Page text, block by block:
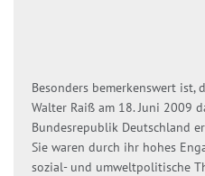
Besonders bemerkenswert ist,
Walter Raiß am 18. Juni 2009
Bundesrepublik Deutschland
Sie waren durch ihr hohes
sozial- und umweltpolitische